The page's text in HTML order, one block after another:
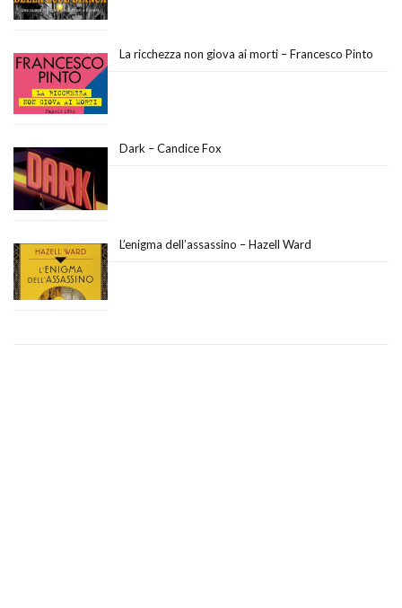
La ricchezza non giova ai morti – Francesco Pinto
Dark – Candice Fox
L’enigma dell’assassino – Hazell Ward